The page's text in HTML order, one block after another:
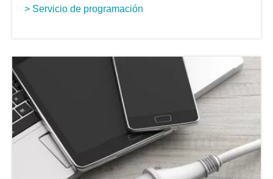
> Servicio de programación